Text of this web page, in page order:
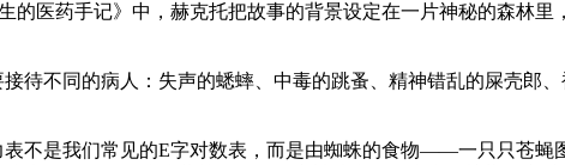
的医药手记》中，赫克托把故事的背景设定在一片神秘的森林
待不同的病人：失声的蟋蟀、中毒的跳蚤、精神错乱的屎壳郎
不是我们常见的E字对数表，而是由蜘蛛的食物——一只只苍蝇